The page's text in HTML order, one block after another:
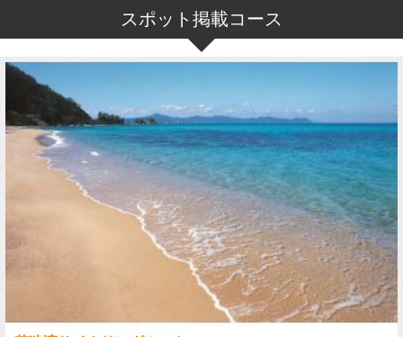
スポット掲載コース